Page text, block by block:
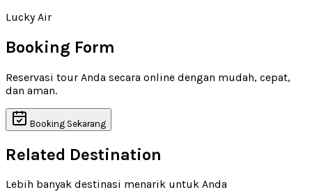
Lucky Air
Booking Form
Reservasi tour Anda secara online dengan mudah, cepat,
dan aman.
Booking Sekarang
Related Destination
Lebih banyak destinasi menarik untuk Anda